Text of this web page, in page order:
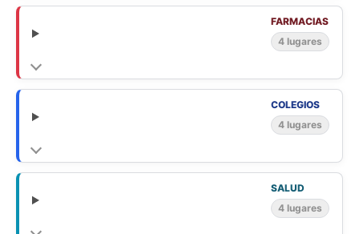
FARMACIAS
4 lugares
COLEGIOS
4 lugares
SALUD
4 lugares